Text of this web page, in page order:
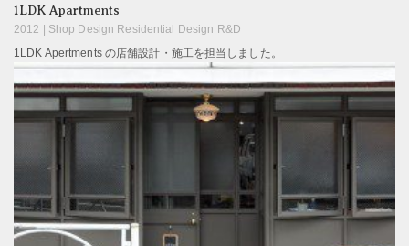
1LDK Apartments
2012 | Shop Design Residential Design R&D
1LDK Apertments の店舗設計・施工を担当しました。